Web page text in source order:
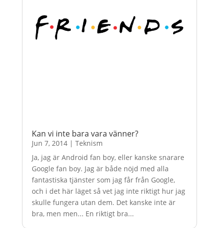
Kan vi inte bara vara vänner?
Jun 7, 2014| Teknism
Ja, jag är Android fan boy, eller kanske snarare
Google fan boy. Jag är både nöjd med alla
fantastiska tjänster som jag får från Google,
och i det här läget så vet jag inte riktigt hur jag
skulle fungera utan dem. Det kanske inte är
bra, men men... En riktigt bra...